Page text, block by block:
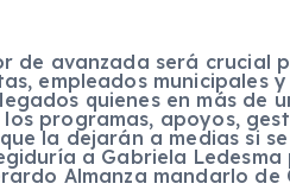
de avanzada será crucial
empleados municipales
quienes en más de
programas, apoyos,
la dejarán a medias si
a Gabriela
Almanza mandarlo de